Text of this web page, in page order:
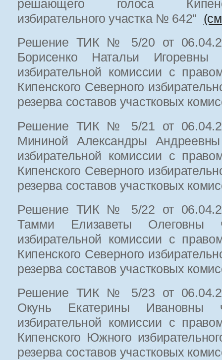
решающего голоса
избирательного участка № 642"
Решение ТИК № 5/20 от
Борисенко Натальи Игоревны
избирательной комиссии с
Кипенского Северного
резерва составов участковых
Решение ТИК № 5/21 от
Мининой Александры
избирательной комиссии с
Кипенского Северного
резерва составов участковых
Решение ТИК № 5/22 от
Тамми Елизаветы Олеговны
избирательной комиссии с
Кипенского Северного
резерва составов участковых
Решение ТИК № 5/23 от
Окунь Екатерины Ивановны
избирательной комиссии с
Кипенского Южного
резерва составов участковых